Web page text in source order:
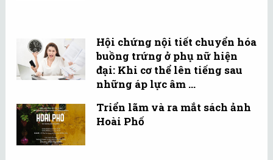
Hội chứng nội tiết chuyển hóa
buồng trứng ở phụ nữ hiện
đại: Khi cơ thể lên tiếng sau
những áp lực âm ...
Triển lãm và ra mắt sách ảnh
Hoài Phố